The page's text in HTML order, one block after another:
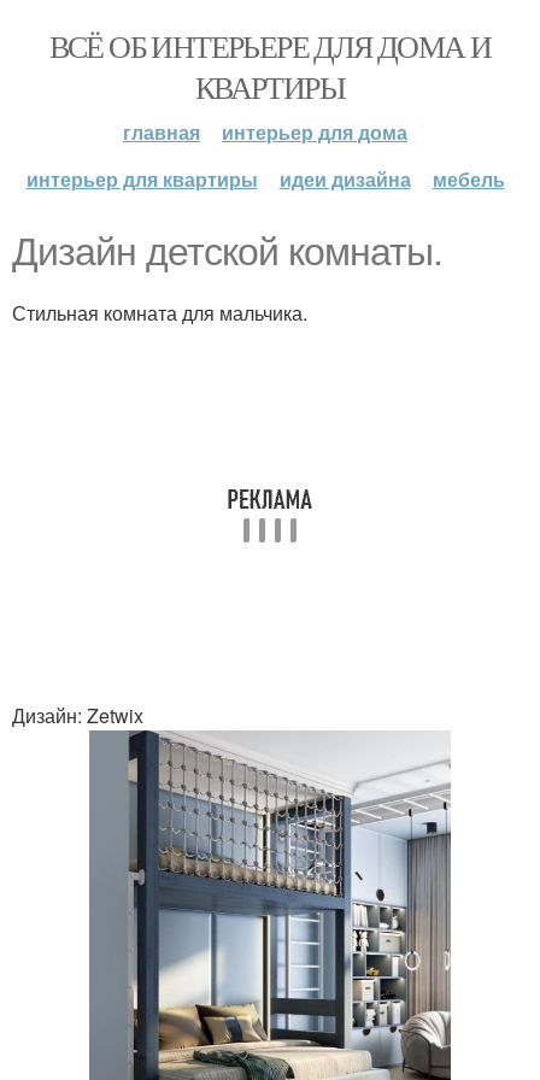
ВСЁ ОБ ИНТЕРЬЕРЕ ДЛЯ ДОМА И
КВАРТИРЫ
главная
интерьер для дома
интерьер для квартиры
идеи дизайна мебель
Дизайн детской комнаты.
Стильная комната для мальчика.
Дизайн: Zetwix